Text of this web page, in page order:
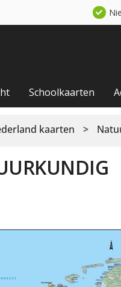
Schoolkaarten
kaarten >